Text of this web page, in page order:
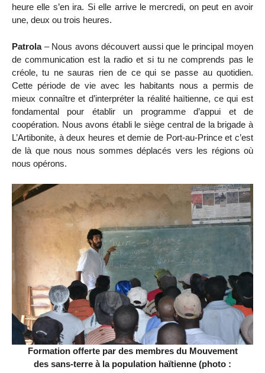
heure elle s’en ira. Si elle arrive le mercredi, on peut en avoir
une, deux ou trois heures.
Patrola– Nous avons découvert aussi que le principal moyen
de communication est la radio et si tu ne comprends pas le
créole, tu ne sauras rien de ce qui se passe au quotidien.
Cette période de vie avec les habitants nous a permis de
mieux connaître et d’interpréter la réalité haïtienne, ce qui est
fondamental pour établir un programme d’appui et de
coopération. Nous avons établi le siège central de la brigade à
L’Artibonite, à deux heures et demie de Port-au-Prince et c’est
de là que nous nous sommes déplacés vers les régions où
nous opérons.
Formation offerte par des membres du Mouvement
des sans-terre à la population haïtienne (photo :